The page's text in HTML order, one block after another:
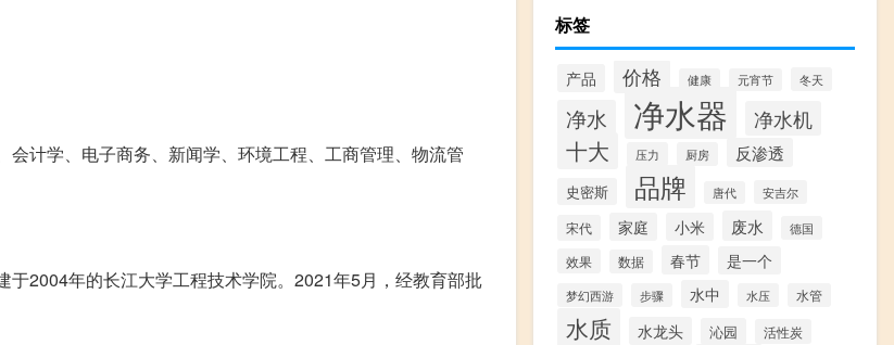
计学、电子商务、新闻学、环境工程、工商管理、物流管
2004年的长江大学工程技术学院。2021年5月，经教育部批
标签
产品 价格 健康 元宵节 冬天
净水 净水器 净水机
十大 压力 厨房 反渗透
史密斯 品牌 唐代 安吉尔
宋代 家庭 小米 废水 德国
效果 数据 春节 是一个
梦幻西游 步骤 水中 水压 水管
水质 水龙头 沁园 活性炭